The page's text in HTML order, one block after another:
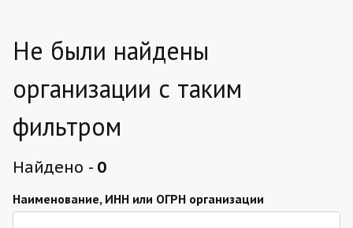
Не были найдены
организации с таким
фильтром
Найдено - 0
Наименование, ИНН или ОГРН организации